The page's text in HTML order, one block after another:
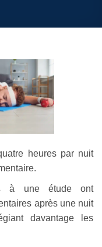
heures par nuit
à une étude ont
après une nuit
davantage les